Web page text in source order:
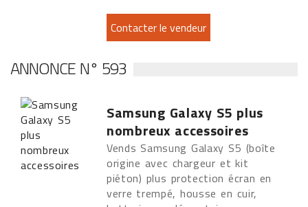
ANNONCE N° 593
Samsung Galaxy S5 plus
nombreux accessoires
Vends Samsung Galaxy S5 (boîte
origine avec chargeur et kit
piéton) plus protection écran en
verre trempé, housse en cuir,